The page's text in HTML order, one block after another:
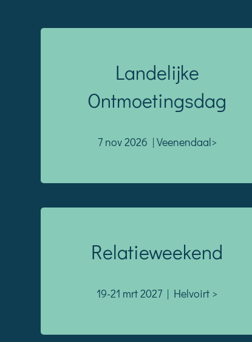
Landelijke
Ontmoetingsdag
7 nov 2026 | Veenendaal>
Relatieweekend
19-21 mrt 2027 | Helvoirt >